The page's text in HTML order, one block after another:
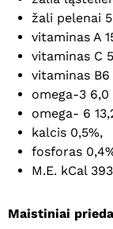
žali pelenai
vitaminas A
vitaminas C
vitaminas
omega-3 6,0
omega- 6
kalcis 0,5%,
fosforas
M.E. kCal
Maistiniai